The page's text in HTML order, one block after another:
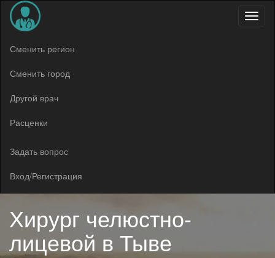
Меню
Сменить регион
Сменить город
Другой врач
Расценки
Задать вопрос
Вход/Регистрация
Хирург челюстно-
лицевой в Тыве